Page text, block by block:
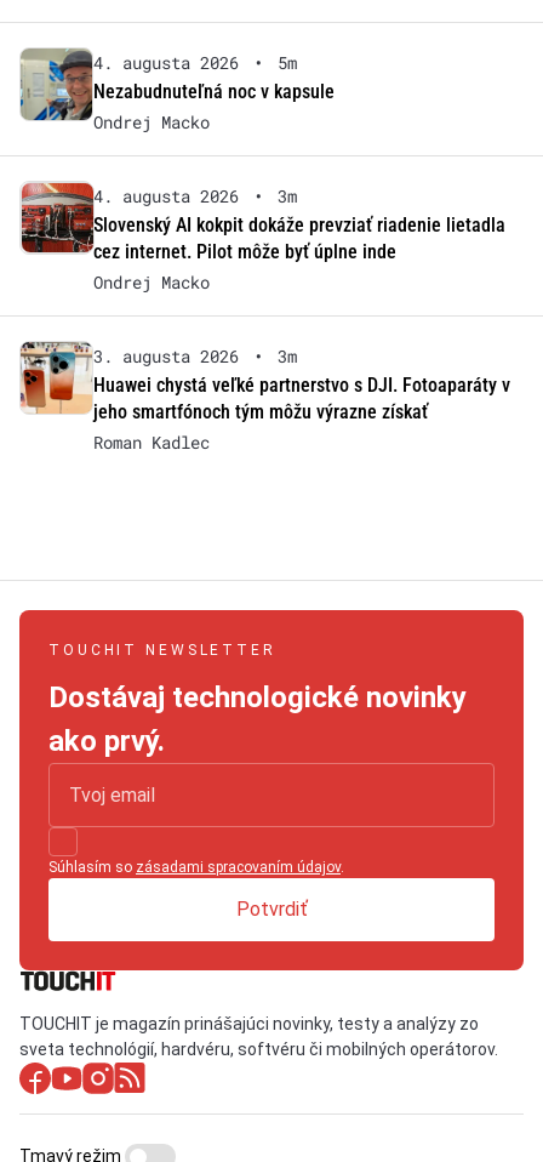
4. augusta 2026 •
5m
Nezabudnuteľná noc v kapsule
Ondrej Macko
4. augusta 2026 •
3m
Slovenský AI kokpit dokáže prevziať riadenie lietadla
cez internet. Pilot môže byť úplne inde
Ondrej Macko
3. augusta 2026 •
3m
Huawei chystá veľké partnerstvo s DJI. Fotoaparáty v
jeho smartfónoch tým môžu výrazne získať
Roman Kadlec
TOUCHIT NEWSLETTER
Dostávaj technologické novinky
ako prvý.
Súhlasím so zásadami spracovaním údajov.
Potvrdiť
TOUCHIT je magazín prinášajúci novinky, testy a analýzy zo
sveta technológií, hardvéru, softvéru či mobilných operátorov.
Tmavý režim